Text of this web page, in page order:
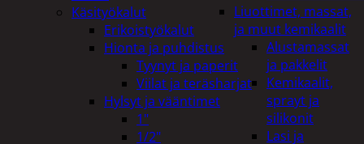
Liuottimet, massat,
ja muut kemikaalit
Alustamassat
ja pakkelit
Kemikaalit,
sprayt ja
silikonit
Lasi ja
Käsityökalut
Erikoistyökalut
Hionta ja puhdistus
Tyynyt ja paperit
Viilat ja teräsharjat
Hylsyt ja vääntimet
1"
1/2"